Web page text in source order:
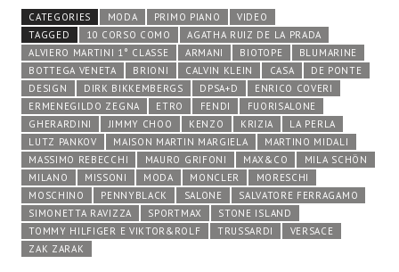
CATEGORIES MODA PRIMO PIANO
VIDEO
TAGGED
10 CORSO COMO
AGATHA RUIZ DE LA PRADA
ALVIERO MARTINI 1° CLASSE
ARMANI BIOTOPE
BLUMARINE
BOTTEGA VENETA
BRIONI CALVIN KLEIN CASA
DE PONTE
DESIGN
DIRK BIKKEMBERGS DPSA+D
ENRICO COVERI
ERMENEGILDO ZEGNA
ETRO FENDI
FUORISALONE
GHERARDINI
JIMMY CHOO KENZO KRIZIA
LA PERLA
LUTZ PANKOV
MAISON MARTIN MARGIELA
MARTINO MIDALI
MASSIMO REBECCHI
MAURO GRIFONI MAX&CO
MILA SCHÖN
MILANO
MISSONI MODA MONCLER
MORESCHI
MOSCHINO
PENNYBLACK SALONE
SALVATORE FERRAGAMO
SIMONETTA RAVIZZA
SPORTMAX
STONE ISLAND
TOMMY HILFIGER E VIKTOR&ROLF
TRUSSARDI
VERSACE
ZAK ZARAK